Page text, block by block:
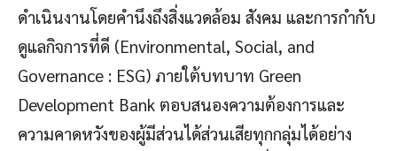
ดำเนินงานโดยคำนึงถึงสิ่งแวดล้อม สังคม และการกำกับ
ดูแลกิจการที่ดี (Environmental, Social, and
Governance : ESG) ภายใต้บทบาท Green
Development Bank ตอบสนองความต้องการและ
ความคาดหวังของผู้มีส่วนได้ส่วนเสียทุกกลุ่มได้อย่าง